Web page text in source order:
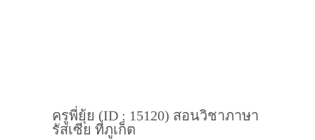
ครูพี่ยุ้ย (ID : 15120) สอนวิชาภาษา
รัสเซีย ที่ภูเก็ต